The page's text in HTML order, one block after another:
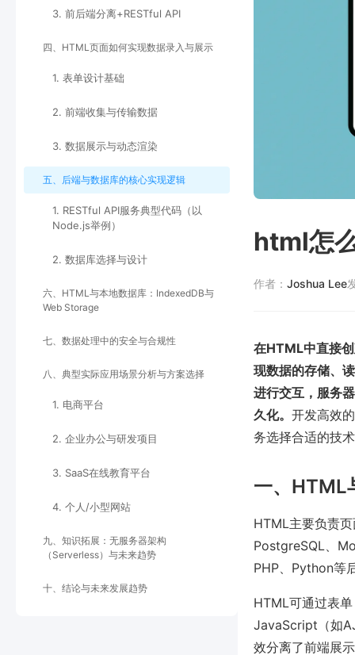
3. 前后端分离+RESTful API
四、HTML页面如何实现数据录入与展示
1. 表单设计基础
2. 前端收集与传输数据
3. 数据展示与动态渲染
五、后端与数据库的核心实现逻辑
1. RESTful API服务典型代码（以
Node.js举例）
2. 数据库选择与设计
六、HTML与本地数据库：IndexedDB与
Web Storage
七、数据处理中的安全与合规性
八、典型实际应用场景分析与方案选择
1. 电商平台
2. 企业办公与研发项目
3. SaaS在线教育平台
4. 个人/小型网站
九、知识拓展：无服务器架构
（Serverless）与未来趋势
十、结论与未来发展趋势
html怎
作者： Joshua Lee
在HTML中直接
现数据的存储、
进行交互，服务
久化。 开发高效
务选择合适的技
一、HTML
HTML主要负责
PostgreSQL、
PHP、Python等
HTML可通过表
JavaScript（如
效分离了前端展